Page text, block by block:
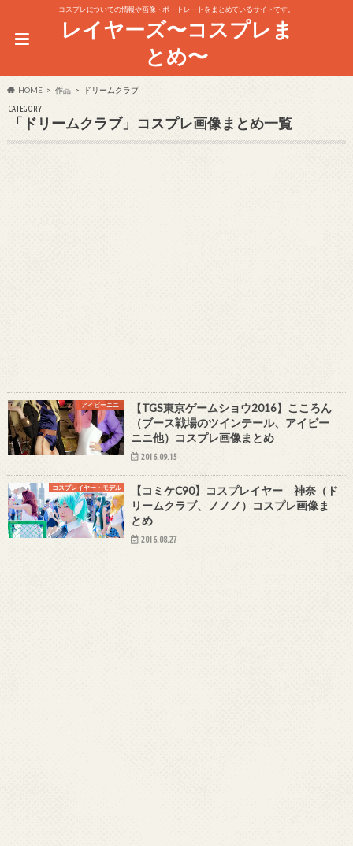
コスプレについての情報や画像・ポートレートをまとめているサイトです。
レイヤーズ〜コスプレま
とめ〜
HOME 作品 ドリームクラブ
CATEGORY
「ドリームクラブ」コスプレ画像まとめ一覧
アイビーニニ
【TGS東京ゲームショウ2016】こころん
（ブース戦場のツインテール、アイビー
ニニ他）コスプレ画像まとめ
2016.09.15
コスプレイヤー・モデル
【コミケC90】コスプレイヤー 神奈（ド
リームクラブ、ノノノ）コスプレ画像ま
とめ
2016.08.27